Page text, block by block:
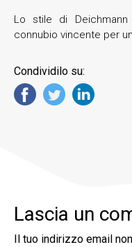
Lo stile di
connubio vincente per
Condividilo su:
Lascia un
Il tuo indirizzo email